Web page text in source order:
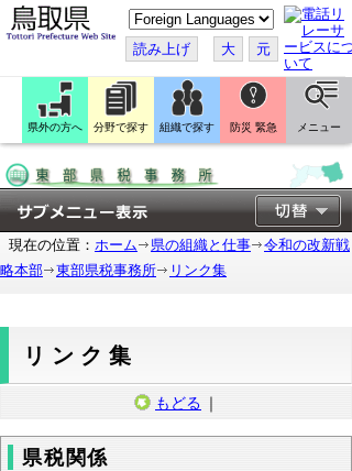
こ
の
ペ
ー
ジ
翻
訳
す
読み上げ 大 元
県外の方へ 分野で探す 組織で探す 防災 緊急 メニュー
現在の位置： ホーム 県の組織と仕事
令和の改新戦
略本部
東部県税事務所 リンク集
リンク集
もどる ｜
県税関係